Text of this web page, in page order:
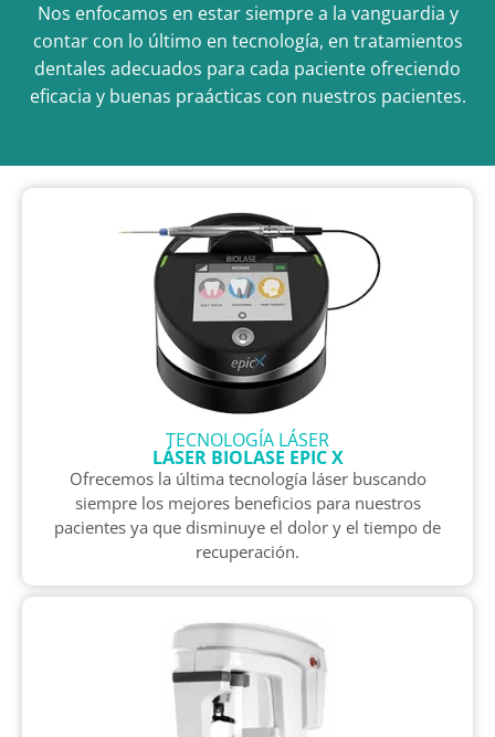
Nos enfocamos en estar siempre a la vanguardia y
contar con lo último en tecnología, en tratamientos
dentales adecuados para cada paciente ofreciendo
eficacia y buenas praácticas con nuestros pacientes.
TECNOLOGÍA LÁSER
LÁSER BIOLASE EPIC X
Ofrecemos la última tecnología láser buscando
siempre los mejores beneficios para nuestros
pacientes ya que disminuye el dolor y el tiempo de
recuperación.